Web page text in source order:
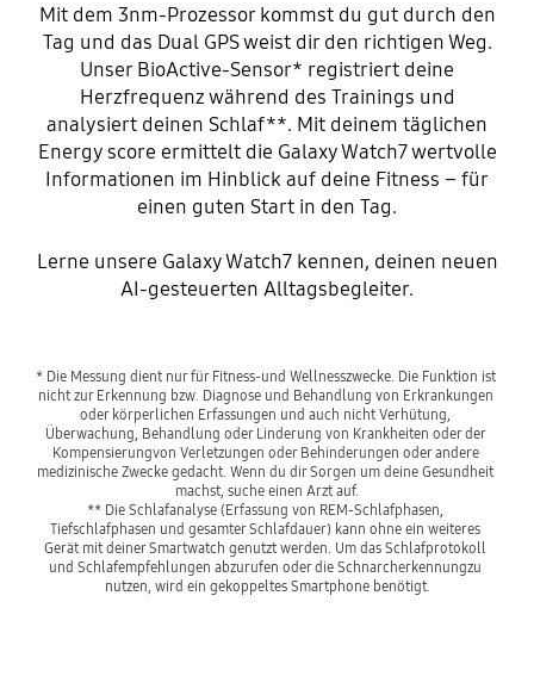
Mit dem 3nm-Prozessor kommst du gut durch den
Tag und das Dual GPS weist dir den richtigen Weg.
Unser BioActive-Sensor* registriert deine
Herzfrequenz während des Trainings und
analysiert deinen Schlaf**. Mit deinem täglichen
Energy score ermittelt die Galaxy Watch7 wertvolle
Informationen im Hinblick auf deine Fitness – für
einen guten Start in den Tag.
Lerne unsere Galaxy Watch7 kennen, deinen neuen
AI-gesteuerten Alltagsbegleiter.
* Die Messung dient nur für Fitness-und Wellnesszwecke. Die Funktion ist
nicht zur Erkennung bzw. Diagnose und Behandlung von Erkrankungen
oder körperlichen Erfassungen und auch nicht Verhütung,
Überwachung, Behandlung oder Linderung von Krankheiten oder der
Kompensierungvon Verletzungen oder Behinderungen oder andere
medizinische Zwecke gedacht. Wenn du dir Sorgen um deine Gesundheit
machst, suche einen Arzt auf.
** Die Schlafanalyse (Erfassung von REM-Schlafphasen,
Tiefschlafphasen und gesamter Schlafdauer) kann ohne ein weiteres
Gerät mit deiner Smartwatch genutzt werden. Um das Schlafprotokoll
und Schlafempfehlungen abzurufen oder die Schnarcherkennungzu
nutzen, wird ein gekoppeltes Smartphone benötigt.